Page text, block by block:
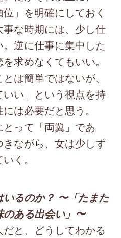
」を明確にしておく
な時期には、少し仕
逆に仕事に集中した
求めなくてもいい。
は簡単ではないが、
いい」という視点を持
は必要だと思う。
って「両翼」であ
ながら、女は少しず
く。
るのか？ 〜「たまた
ある出会い」〜
と、どうしてわかる